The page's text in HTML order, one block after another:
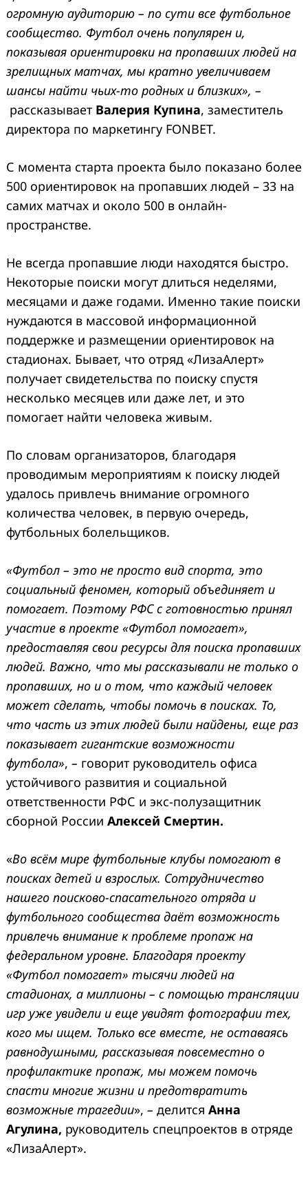
огромную аудиторию – по сути все футбольное
сообщество. Футбол очень популярен и,
показывая ориентировки на пропавших людей на
зрелищных матчах, мы кратно увеличиваем
шансы найти чьих-то родных и близких», –
рассказывает Валерия Купина, заместитель
директора по маркетингу FONBET.
С момента старта проекта было показано более
500 ориентировок на пропавших людей – 33 на
самих матчах и около 500 в онлайн-
пространстве.
Не всегда пропавшие люди находятся быстро.
Некоторые поиски могут длиться неделями,
месяцами и даже годами. Именно такие поиски
нуждаются в массовой информационной
поддержке и размещении ориентировок на
стадионах. Бывает, что отряд «ЛизаАлерт»
получает свидетельства по поиску спустя
несколько месяцев или даже лет, и это
помогает найти человека живым.
По словам организаторов, благодаря
проводимым мероприятиям к поиску людей
удалось привлечь внимание огромного
количества человек, в первую очередь,
футбольных болельщиков.
«Футбол – это не просто вид спорта, это
социальный феномен, который объединяет и
помогает. Поэтому РФС с готовностью принял
участие в проекте «Футбол помогает»,
предоставляя свои ресурсы для поиска пропавших
людей. Важно, что мы рассказывали не только о
пропавших, но и о том, что каждый человек
может сделать, чтобы помочь в поисках. То,
что часть из этих людей были найдены, еще раз
показывает гигантские возможности
футбола», – говорит руководитель офиса
устойчивого развития и социальной
ответственности РФС и экс-полузащитник
сборной России Алексей Смертин.
«Во всём мире футбольные клубы помогают в
поисках детей и взрослых. Сотрудничество
нашего поисково-спасательного отряда и
футбольного сообщества даёт возможность
привлечь внимание к проблеме пропаж на
федеральном уровне. Благодаря проекту
«Футбол помогает» тысячи людей на
стадионах, а миллионы – с помощью трансляции
игр уже увидели и еще увидят фотографии тех,
кого мы ищем. Только все вместе, не оставаясь
равнодушными, рассказывая повсеместно о
профилактике пропаж, мы можем помочь
спасти многие жизни и предотвратить
возможные трагедии», – делится Анна
Агулина, руководитель спецпроектов в отряде
«ЛизаАлерт».